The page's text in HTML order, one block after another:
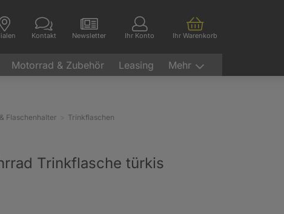
Kontakt Newsletter Ihr Konto Ihr Warenkorb
Motorrad & Zubehör Leasing Mehr
Flaschenhalter Trinkflaschen
Trinkflasche türkis